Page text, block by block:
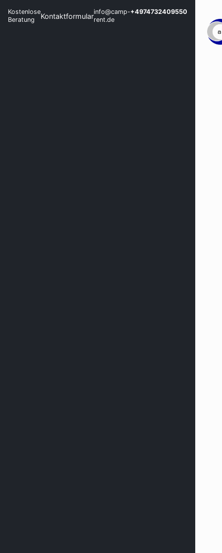
Kostenlose
Beratung
Kontaktformularinfo@camp-
rent.de
+4974732409550